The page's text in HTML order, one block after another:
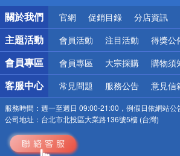
銀行優惠
偏遠地區配送
詐騙網頁！請小心！
關於我們
官網 促銷目錄 分店資訊
主題活動 會員活動 注目活動 得獎公
會員專區 會員專區 大宗採購 購物須
客服中心 常見問題 服務公告 意見信
服務時間： 週一至週日 09:00-21:00，例假日依網站公
公司地址： 台北市北投區大業路136號5樓 (台灣)